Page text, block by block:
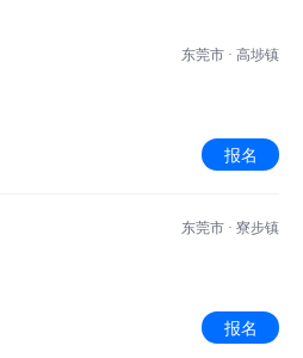
东莞市 · 高埗镇
报名
东莞市 · 寮步镇
报名